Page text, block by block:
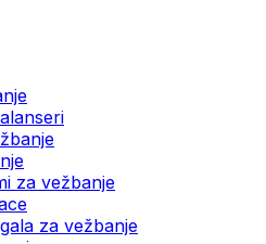
za vežbanje
za vežbanje